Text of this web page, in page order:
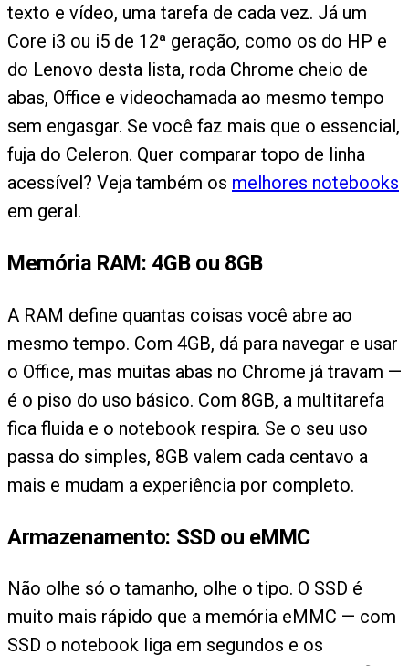
texto e vídeo, uma tarefa de cada vez. Já um
Core i3 ou i5 de 12ª geração, como os do HP e
do Lenovo desta lista, roda Chrome cheio de
abas, Office e videochamada ao mesmo tempo
sem engasgar. Se você faz mais que o essencial,
fuja do Celeron. Quer comparar topo de linha
acessível? Veja também os melhores notebooks
em geral.
Memória RAM: 4GB ou 8GB
A RAM define quantas coisas você abre ao
mesmo tempo. Com 4GB, dá para navegar e usar
o Office, mas muitas abas no Chrome já travam —
é o piso do uso básico. Com 8GB, a multitarefa
fica fluida e o notebook respira. Se o seu uso
passa do simples, 8GB valem cada centavo a
mais e mudam a experiência por completo.
Armazenamento: SSD ou eMMC
Não olhe só o tamanho, olhe o tipo. O SSD é
muito mais rápido que a memória eMMC — com
SSD o notebook liga em segundos e os